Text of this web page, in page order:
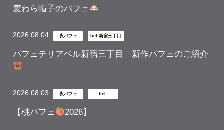
麦わら帽子のパフェ
2026.08.04 夜パフェ beL新宿三丁目
パフェテリアベル新宿三丁目 新作パフェのご紹介
2026.08.03 夜パフェ beL
【桃パフェ 2026】